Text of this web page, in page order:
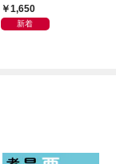
1日・15日号
1,650
新着